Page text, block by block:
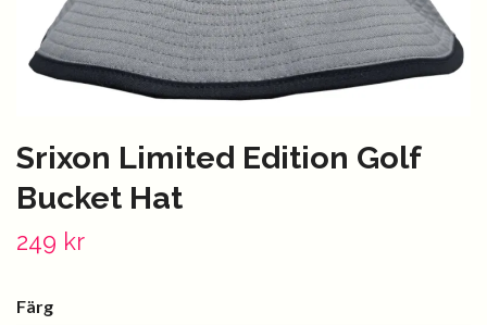
Srixon Limited Edition Golf
Bucket Hat
249 kr
Färg